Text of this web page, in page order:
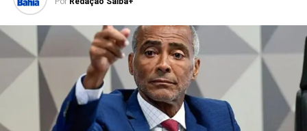
no enfrentamento da criminalidade.
Caso a proposta avance, a criação do Ministério da
Segurança dependerá da tramitação e aprovação das
medidas necessárias no Congresso Nacional, além dos
procedimentos legais para implementação da nova
estrutura.